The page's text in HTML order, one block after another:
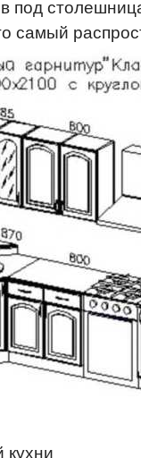
под
самый
кухни